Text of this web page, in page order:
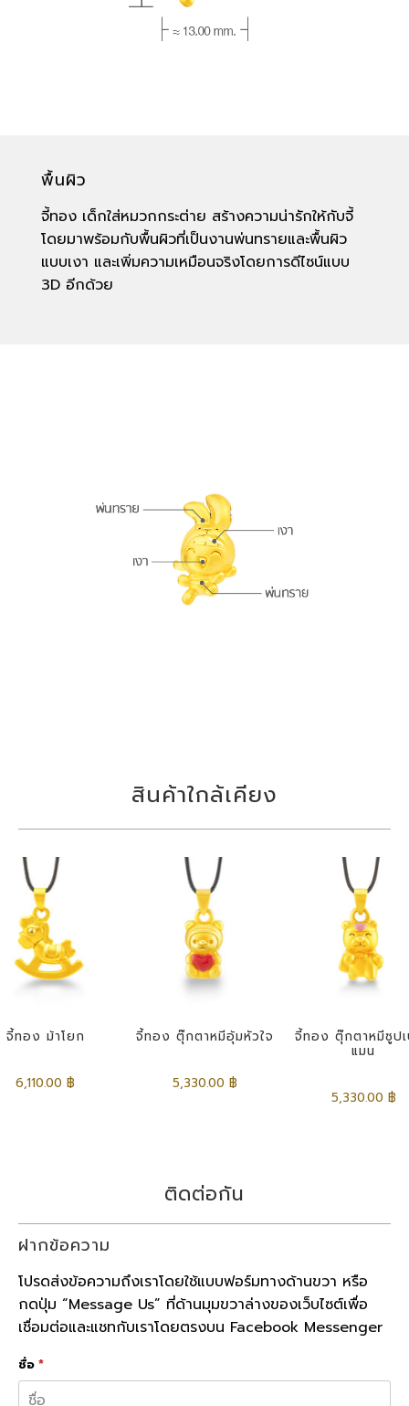
พื้นผิว
จี้ทอง เด็กใส่หมวกกระต่าย สร้างความน่ารักให้กับจี้
โดยมาพร้อมกับพื้นผิวที่เป็นงานพ่นทรายและพื้นผิว
แบบเงา และเพิ่มความเหมือนจริงโดยการดีไซน์แบบ
3D อีกด้วย
สินค้าใกล้เคียง
จี้ทอง ม้าโยก
6,110.00 ฿
จี้ทอง ตุ๊กตาหมีอุ้มหัวใจ
5,330.00 ฿
จี้ทอง ตุ๊กตาหมีซูป
แมน
5,330.00 ฿
ติดต่อกัน
ฝากข้อความ
โปรดส่งข้อความถึงเราโดยใช้แบบฟอร์มทางด้านขวา หรือ
กดปุ่ม “Message Us” ที่ด้านมุมขวาล่างของเว็บไซต์เพื่อ
เชื่อมต่อและแชทกับเราโดยตรงบน Facebook Messenger
ชื่อ *